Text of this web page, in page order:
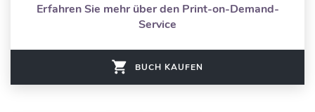
Erfahren Sie mehr über den Print-on-Demand-
Service
BUCH KAUFEN